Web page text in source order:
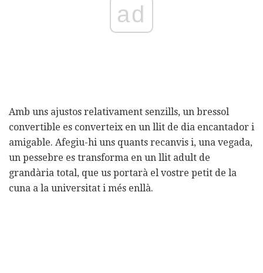
ad
Amb uns ajustos relativament senzills, un bressol
convertible es converteix en un llit de dia encantador i
amigable. Afegiu-hi uns quants recanvis i, una vegada,
un pessebre es transforma en un llit adult de
grandària total, que us portarà el vostre petit de la
cuna a la universitat i més enllà.